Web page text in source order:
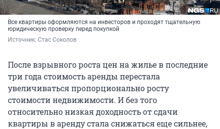
Все квартиры оформляются на инвесторов и проходят тщательную
юридическую проверку перед покупкой
Источник: Стас Соколов
После взрывного роста цен на жилье в последние
три года стоимость аренды перестала
увеличиваться пропорционально росту
стоимости недвижимости. И без того
относительно низкая доходность от сдачи
квартиры в аренду стала снижаться еще сильнее,